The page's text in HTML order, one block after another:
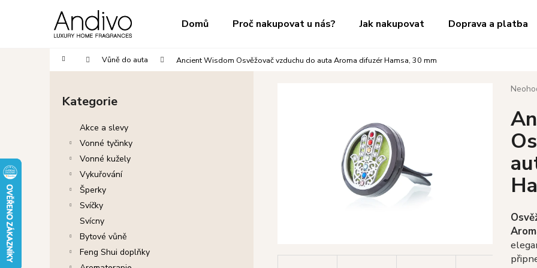
Domů Proč nakupovat u nás? Jak nakupovat Doprava a platba
Domů Vůně do auta Ancient Wisdom Osvěžovač vzduchu do auta Aroma difuzér Hamsa, 30 mm
Přeskočit
kategorie
Kategorie
Akce a slevy
Vonné tyčinky
Vonné kužely
Vykuřování
Šperky
Svíčky
Svícny
Bytové vůně
Feng Shui doplňky
je
0,0
z
Zpět
do
obchodu
Zpět
do
obchodu
Co potřebujete najít?
Doporučujeme